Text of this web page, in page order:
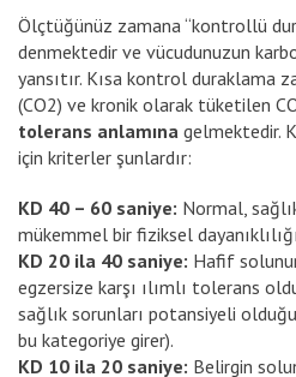
Ölçtüğünüz zamana “kontrollü
denmektedir ve vücudunuzun
yansıtır. Kısa kontrol duraklama
(CO2) ve kronik olarak tüketilen
tolerans anlamına gelmektedir.
için kriterler şunlardır:
KD 40 – 60 saniye: Normal,
mükemmel bir fiziksel
KD 20 ila 40 saniye: Hafif
egzersize karşı ılımlı tolerans
sağlık sorunları potansiyeli
bu kategoriye girer).
KD 10 ila 20 saniye: Belirgin